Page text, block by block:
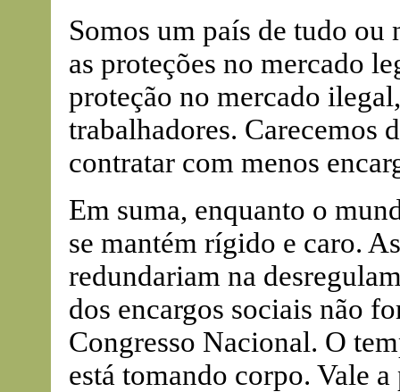
Somos um país de tudo ou
as proteções no mercado
proteção no mercado
trabalhadores. Carecemos
contratar com menos
Em suma, enquanto o
se mantém rígido e caro.
redundariam na
dos encargos sociais não
Congresso Nacional. O
está tomando corpo. Vale